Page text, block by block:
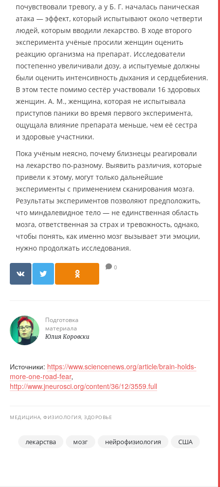
почувствовали тревогу, а у Б. Г. началась паническая
атака — эффект, который испытывают около четверти
людей, которым вводили лекарство. В ходе второго
эксперимента учёные просили женщин оценить
реакцию организма на препарат. Исследователи
постепенно увеличивали дозу, а испытуемые должны
были оценить интенсивность дыхания и сердцебиения.
В этом тесте помимо сестёр участвовали 16 здоровых
женщин. А. М., женщина, которая не испытывала
приступов паники во время первого эксперимента,
ощущала влияние препарата меньше, чем её сестра
и здоровые участники.
Пока учёным неясно, почему близнецы реагировали
на лекарство по-разному. Выявить различия, которые
привели к этому, могут только дальнейшие
эксперименты с применением сканирования мозга.
Результаты экспериментов позволяют предположить,
что миндалевидное тело — не единственная область
мозга, ответственная за страх и тревожность, однако,
чтобы понять, как именно мозг вызывает эти эмоции,
нужно продолжать исследования.
0
Подготовка
материала
Юлия Коровски
Источники: https://www.sciencenews.org/article/brain-holds-
more-one-road-fear,
http://www.jneurosci.org/content/36/12/3559.full
МЕДИЦИНА, ФИЗИОЛОГИЯ, ЗДОРОВЬЕ
лекарства мозг нейрофизиология США